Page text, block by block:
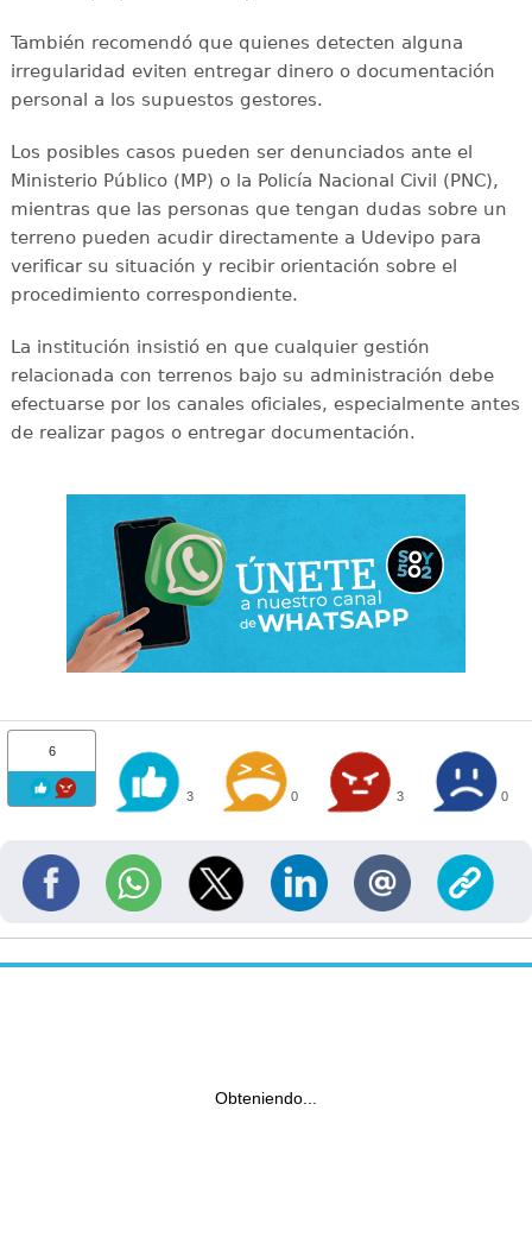
También recomendó que quienes detecten alguna
irregularidad eviten entregar dinero o documentación
personal a los supuestos gestores.
Los posibles casos pueden ser denunciados ante el
Ministerio Público (MP) o la Policía Nacional Civil (PNC),
mientras que las personas que tengan dudas sobre un
terreno pueden acudir directamente a Udevipo para
verificar su situación y recibir orientación sobre el
procedimiento correspondiente.
La institución insistió en que cualquier gestión
relacionada con terrenos bajo su administración debe
efectuarse por los canales oficiales, especialmente antes
de realizar pagos o entregar documentación.
6
3 0 3 0
Obteniendo...